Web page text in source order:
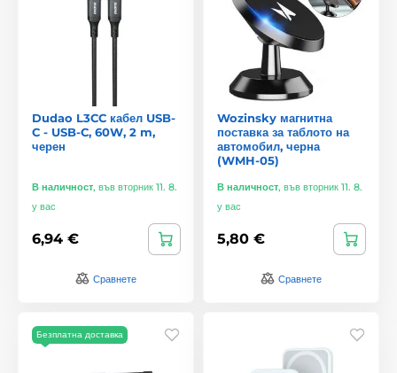
Dudao L3CC кабел USB-
C - USB-C, 60W, 2 m,
черен
В наличност, във вторник 11. 8.
у вас
6,94 €
Сравнете
Wozinsky магнитна
поставка за таблото на
автомобил, черна
(WMH-05)
В наличност, във вторник 11. 8.
у вас
5,80 €
Сравнете
Безплатна доставка